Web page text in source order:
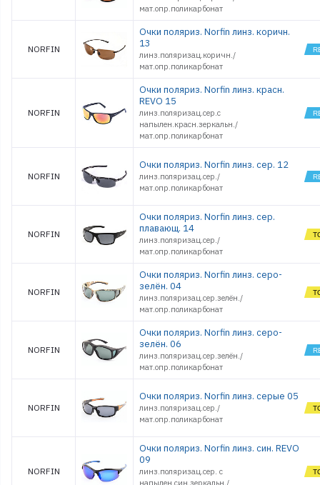
мат.опр.поликарбонат
NORFIN
Очки поляриз. Norfin линз. коричн.
13
линз.поляризац.коричн./
мат.опр.поликарбонат
NORFIN
Очки поляриз. Norfin линз. красн.
REVO 15
линз.поляризац.сер.с
напылен.красн.зеркальн./
мат.опр.поликарбонат
NORFIN
Очки поляриз. Norfin линз. сер. 12
линз.поляризац.сер./
мат.опр.поликарбонат
NORFIN
Очки поляриз. Norfin линз. сер.
плавающ. 14
линз.поляризац.сер./
мат.опр.поликарбонат
NORFIN
Очки поляриз. Norfin линз. серо-
зелён. 04
линз.поляризац.сер.зелён./
мат.опр.поликарбонат
NORFIN
Очки поляриз. Norfin линз. серо-
зелён. 06
линз.поляризац.сер.зелён./
мат.опр.поликарбонат
NORFIN
Очки поляриз. Norfin линз. серые 05
линз.поляризац.сер./
мат.опр.поликарбонат
NORFIN
Очки поляриз. Norfin линз. син. REVO
09
линз.поляризац.сер. с
напылен.син.зеркальн./